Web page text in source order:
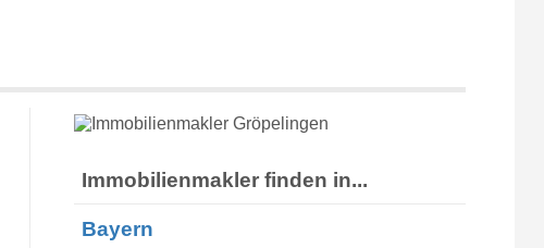
Immobilienmakler finden in...
Bayern